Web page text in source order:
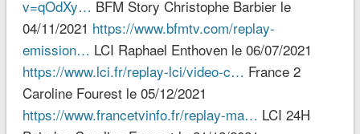
v=qOdXy… BFM Story Christophe Barbier le
04/11/2021 https://www.bfmtv.com/replay-
emission… LCI Raphael Enthoven le 06/07/2021
https://www.lci.fr/replay-lci/video-c… France 2
Caroline Fourest le 05/12/2021
https://www.francetvinfo.fr/replay-ma… LCI 24H